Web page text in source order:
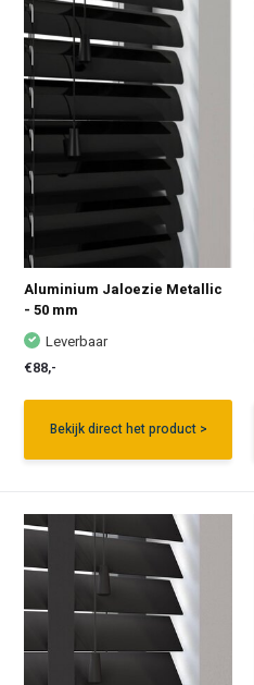
Aluminium Jaloezie Metallic
- 50 mm
Leverbaar
€88,-
Bekijk direct het product >